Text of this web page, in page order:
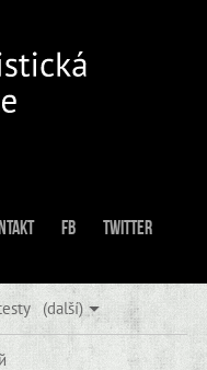
FB
Twitter
(další)